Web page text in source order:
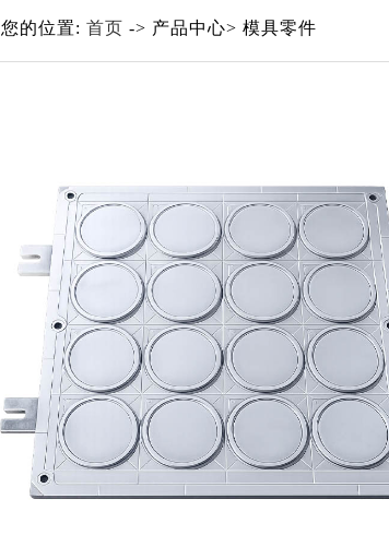
您的位置: 首页 -> 产品中心> 模具零件